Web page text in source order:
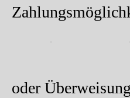
oder Überweisung